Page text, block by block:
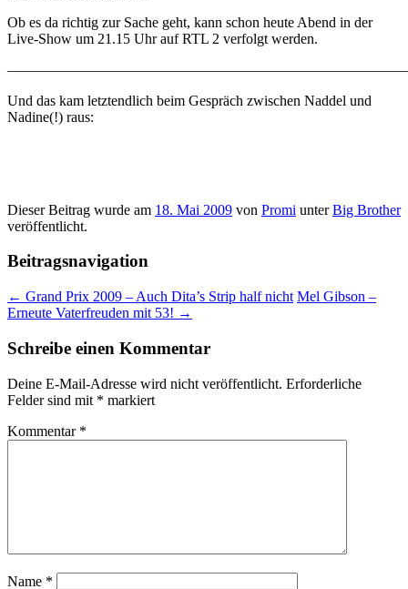
Ob es da richtig zur Sache geht, kann schon heute Abend in der
Live-Show um 21.15 Uhr auf RTL 2 verfolgt werden.
Und das kam letztendlich beim Gespräch zwischen Naddel und
Nadine(!) raus:
Dieser Beitrag wurde am 18. Mai 2009 von Promi unterBig Brother
veröffentlicht.
Beitragsnavigation
← Grand Prix 2009 – Auch Dita’s Strip half nicht Mel Gibson –
Erneute Vaterfreuden mit 53! →
Schreibe einen Kommentar
Deine E-Mail-Adresse wird nicht veröffentlicht. Erforderliche
Felder sind mit * markiert
Kommentar *
Name *